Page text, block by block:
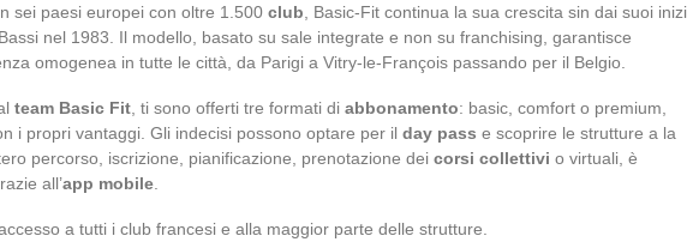
sei paesi europei con oltre 1.500 club , Basic-Fit continua la sua crescita sin dai suoi inizi
nel 1983. Il modello, basato su sale integrate e non su franchising, garantisce
omogenea in tutte le città, da Parigi a Vitry-le-François passando per il Belgio.
team Basic Fit , ti sono offerti tre formati di abbonamento: basic, comfort o premium,
i propri vantaggi. Gli indecisi possono optare per il day pass e scoprire le strutture a la
percorso, iscrizione, pianificazione, prenotazione dei corsi collettivi o virtuali, è
all’app mobile
a tutti i club francesi e alla maggior parte delle strutture.